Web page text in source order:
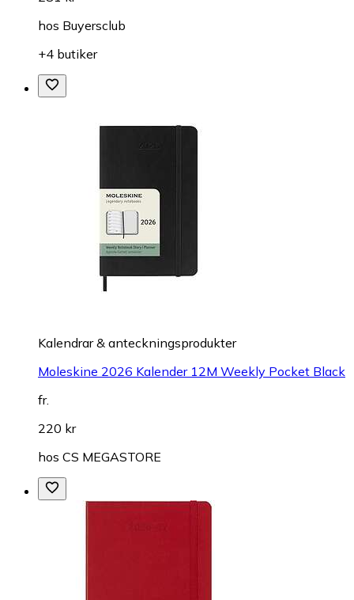
hos Buyersclub
+4 butiker
Kalendrar & anteckningsprodukter
Moleskine 2026 Kalender 12M Weekly Pocket Black
fr.
220 kr
hos CS MEGASTORE